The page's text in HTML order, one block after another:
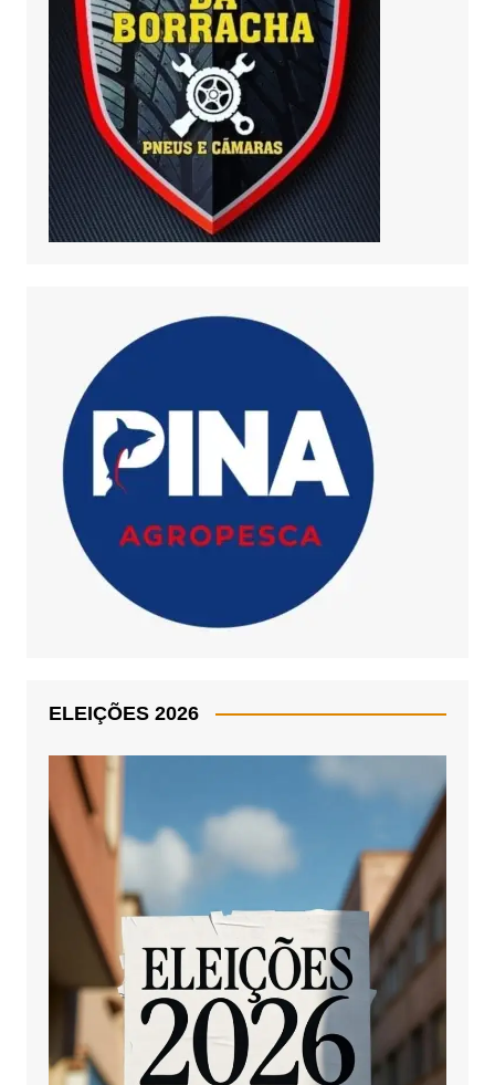
ELEIÇÕES 2026